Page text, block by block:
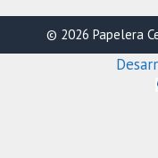
© 2026 Papelera